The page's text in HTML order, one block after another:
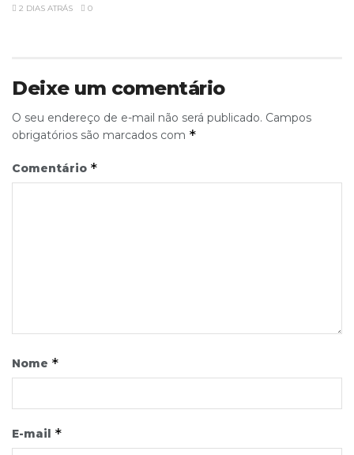
2 DIAS ATRÁS 0
Deixe um comentário
O seu endereço de e-mail não será publicado. Campos
obrigatórios são marcados com *
Comentário *
Nome *
E-mail *